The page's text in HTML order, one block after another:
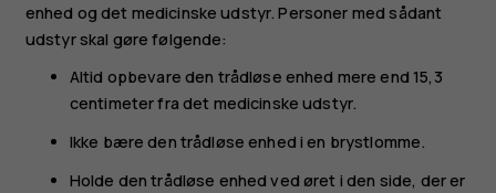
enhed og det medicinske udstyr. Personer med sådant
udstyr skal gøre følgende:
Altid opbevare den trådløse enhed mere end 15,3
centimeter fra det medicinske udstyr.
Ikke bære den trådløse enhed i en brystlomme.
Holde den trådløse enhed ved øret i den side, der er